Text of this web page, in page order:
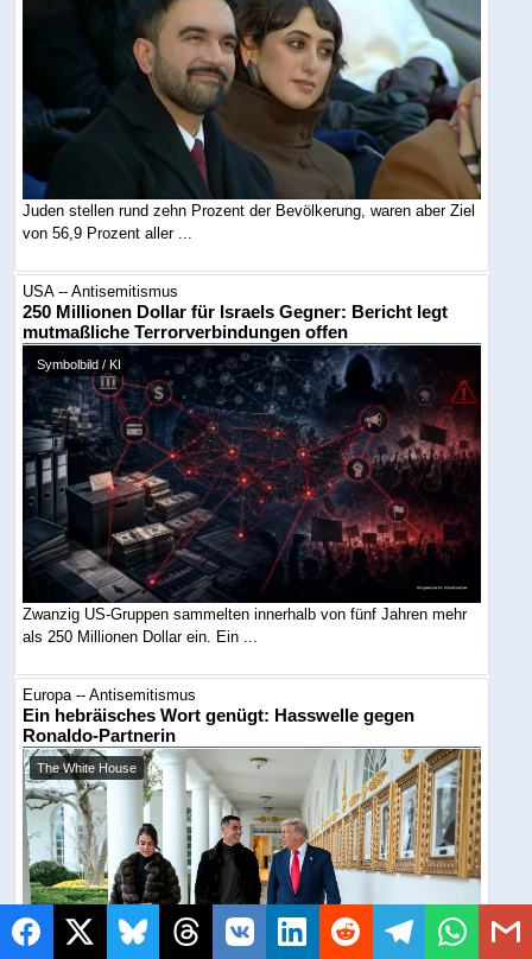
Juden stellen rund zehn Prozent der Bevölkerung, waren aber Ziel
von 56,9 Prozent aller ...
USA -- Antisemitismus
250 Millionen Dollar für Israels Gegner: Bericht legt
mutmaßliche Terrorverbindungen offen
Symbolbild / KI
Zwanzig US-Gruppen sammelten innerhalb von fünf Jahren mehr
als 250 Millionen Dollar ein. Ein ...
Europa -- Antisemitismus
Ein hebräisches Wort genügt: Hasswelle gegen
Ronaldo-Partnerin
The White House